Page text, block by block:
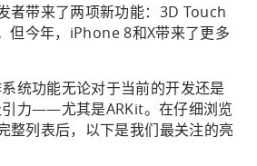
者带来了两项新功能：3D Touch
但今年，iPhone 8和X带来了更多
统功能无论对于当前的开发还是
力——尤其是ARKit。在仔细浏览
整列表后，以下是我们最关注的亮